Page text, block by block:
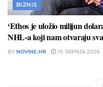
BIZNIS
‘Ethos je uložio milijun
NHL-a koji nam otvaraju
BY NOVINE.HR 19. SRPNJA 2026.